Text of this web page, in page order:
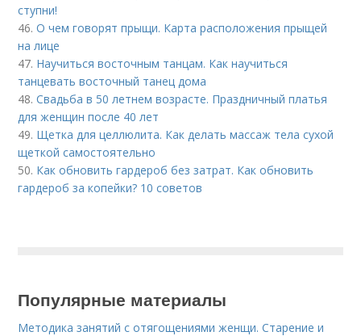
ступни!
46.О чем говорят прыщи. Карта расположения прыщей
на лице
47. Научиться восточным танцам. Как научиться
танцевать восточный танец дома
48.Свадьба в 50 летнем возрасте. Праздничный платья
для женщин после 40 лет
49. Щетка для целлюлита. Как делать массаж тела сухой
щеткой самостоятельно
50. Как обновить гардероб без затрат. Как обновить
гардероб за копейки? 10 советов
Популярные материалы
Методика занятий с отягощениями женщи. Старение и